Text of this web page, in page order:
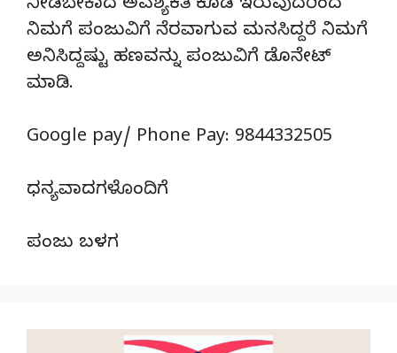
ನೀಡಬೇಕಾದ ಅವಶ್ಯಕತೆ ಕೂಡ ಇರುವುದರಿಂದ
ನಿಮಗೆ ಪಂಜುವಿಗೆ ನೆರವಾಗುವ ಮನಸಿದ್ದರೆ ನಿಮಗೆ
ಅನಿಸಿದ್ದಷ್ಟು ಹಣವನ್ನು ಪಂಜುವಿಗೆ ಡೊನೇಟ್‌
ಮಾಡಿ.
Google pay/ Phone Pay: 9844332505
ಧನ್ಯವಾದಗಳೊಂದಿಗೆ
ಪಂಜು ಬಳಗ